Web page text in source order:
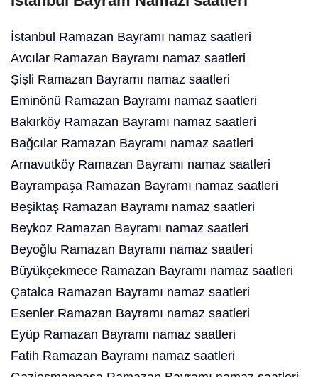
İstanbul Ramazan Bayramı namaz saatleri
Avcılar Ramazan Bayramı namaz saatleri
Şişli Ramazan Bayramı namaz saatleri
Eminönü Ramazan Bayramı namaz saatleri
Bakırköy Ramazan Bayramı namaz saatleri
Bağcılar Ramazan Bayramı namaz saatleri
Arnavutköy Ramazan Bayramı namaz saatleri
Bayrampaşa Ramazan Bayramı namaz saatleri
Beşiktaş Ramazan Bayramı namaz saatleri
Beykoz Ramazan Bayramı namaz saatleri
Beyoğlu Ramazan Bayramı namaz saatleri
Büyükçekmece Ramazan Bayramı namaz saatleri
Çatalca Ramazan Bayramı namaz saatleri
Esenler Ramazan Bayramı namaz saatleri
Eyüp Ramazan Bayramı namaz saatleri
Fatih Ramazan Bayramı namaz saatleri